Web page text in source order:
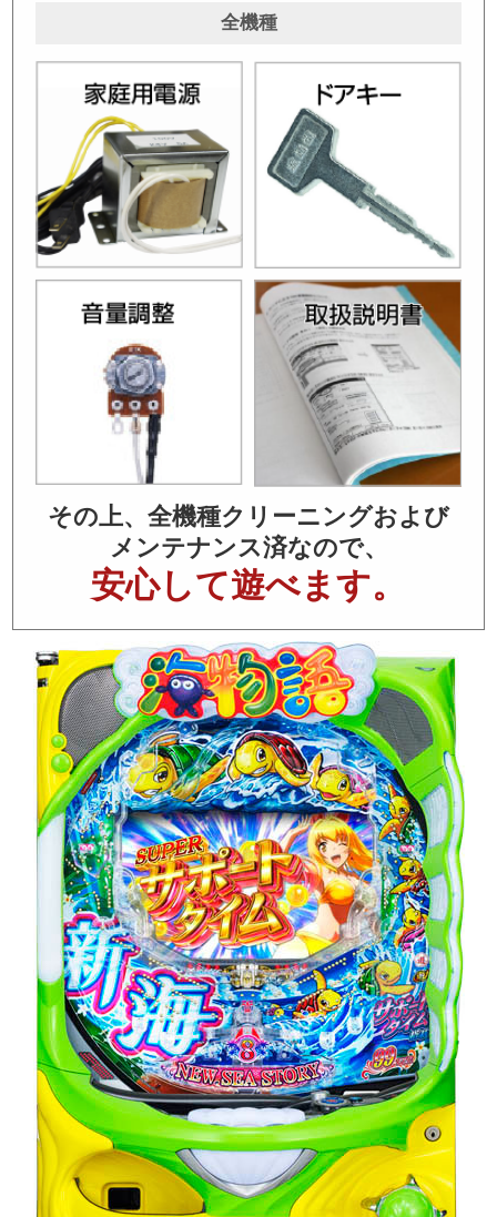
全機種
その上、全機種クリーニングおよび
メンテナンス済なので、
安心して遊べます。